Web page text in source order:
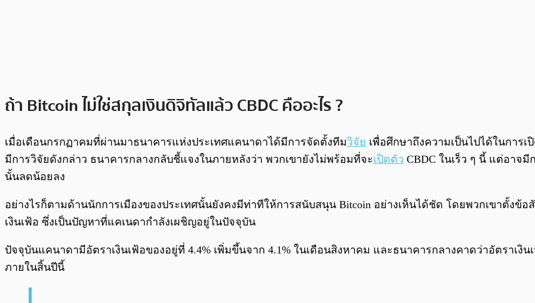
ถ้า Bitcoin ไม่ใช่สกุลเงินดิจิทัลแล้ว CBDC คืออะไร ?
เมื่อเดือนกรกฏาคมที่ผ่านมาธนาคารแห่งประเทศแคนาดาได้มีการจัดตั้งทีมวิจัย เพื่อศึกษาถึงความเป็นไปได้ในการ
มีการวิจัยดังกล่าว ธนาคารกลางกลับชี้แจงในภายหลังว่า พวกเขายังไม่พร้อมที่จะเปิดตัว CBDC ในเร็ว ๆ นี้ แต่อาจ
นั้นลดน้อยลง
อย่างไรก็ตามด้านนักการเมืองของประเทศนั้นยังคงมีท่าทีให้การสนับสนุน Bitcoin อย่างเห็นได้ชัด โดยพวกเขาตั้งข้อ
เงินเฟ้อ ซึ่งเป็นปัญหาที่แคเนดากำลังเผชิญอยู่ในปัจจุบัน
ปัจจุบันแคนาดามีอัตราเงินเฟ้อของอยู่ที่ 4.4% เพิ่มขึ้นจาก 4.1% ในเดือนสิงหาคม และธนาคารกลางคาดว่าอัตราเงิ
ภายในสิ้นปีนี้